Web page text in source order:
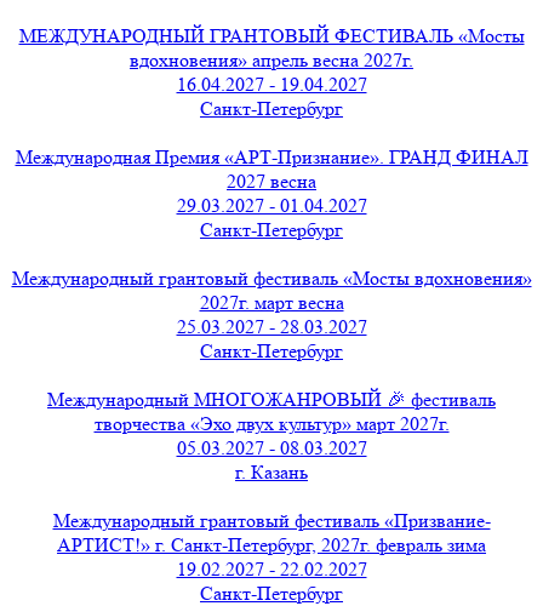
МЕЖДУНАРОДНЫЙ ГРАНТОВЫЙ ФЕСТИВАЛЬ «Мосты
вдохновения» апрель весна 2027г.
16.04.2027 - 19.04.2027
Санкт-Петербург
Международная Премия «АРТ-Признание». ГРАНД ФИНАЛ
2027 весна
29.03.2027 - 01.04.2027
Санкт-Петербург
Международный грантовый фестиваль «Мосты вдохновения»
2027г. март весна
25.03.2027 - 28.03.2027
Санкт-Петербург
Международный МНОГОЖАНРОВЫЙ 🎉 фестиваль
творчества «Эхо двух культур» март 2027г.
05.03.2027 - 08.03.2027
г. Казань
Международный грантовый фестиваль «Призвание-
АРТИСТ!» г. Санкт-Петербург, 2027г. февраль зима
19.02.2027 - 22.02.2027
Санкт-Петербург